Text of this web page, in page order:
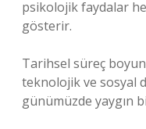
psikolojik faydalar
gösterir.
Tarihsel süreç
teknolojik ve sosyal
günümüzde yaygın